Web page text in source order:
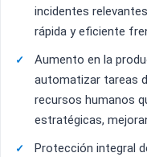
incidentes
rápida y eficiente
Aumento en la
automatizar tareas
recursos humanos
estratégicas,
Protección integral